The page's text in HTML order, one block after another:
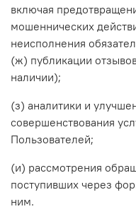
включая
мошеннических
неисполнения
(ж) публикации
наличии);
(з) аналитики и
совершенствования
Пользователей;
(и) рассмотрения
поступивших через
ним.